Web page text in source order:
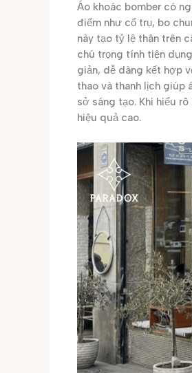
Áo khoác bomber có
điểm như cổ trụ, bo
này tạo tỷ lệ thân trên
chú trọng tính tiện
giản, dễ dàng kết hợp
thao và thanh lịch giúp
sở sáng tạo. Khi hiểu
hiệu quả cao.